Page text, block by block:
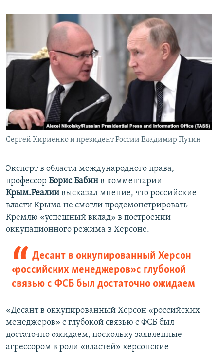
Сергей Кириенко и президент России Владимир Путин
Эксперт в области международного права,
профессор Борис Бабин в комментарии
Крым.Реалии высказал мнение, что российские
власти Крыма не смогли продемонстрировать
Кремлю «успешный вклад» в построении
оккупационного режима в Херсоне.
Десант в оккупированный Херсон
«российских менеджеров» с глубокой
связью с ФСБ был достаточно ожидаем
«Десант в оккупированный Херсон «российских
менеджеров» с глубокой связью с ФСБ был
достаточно ожидаем, поскольку заявленные
агрессором в роли «властей» херсонские